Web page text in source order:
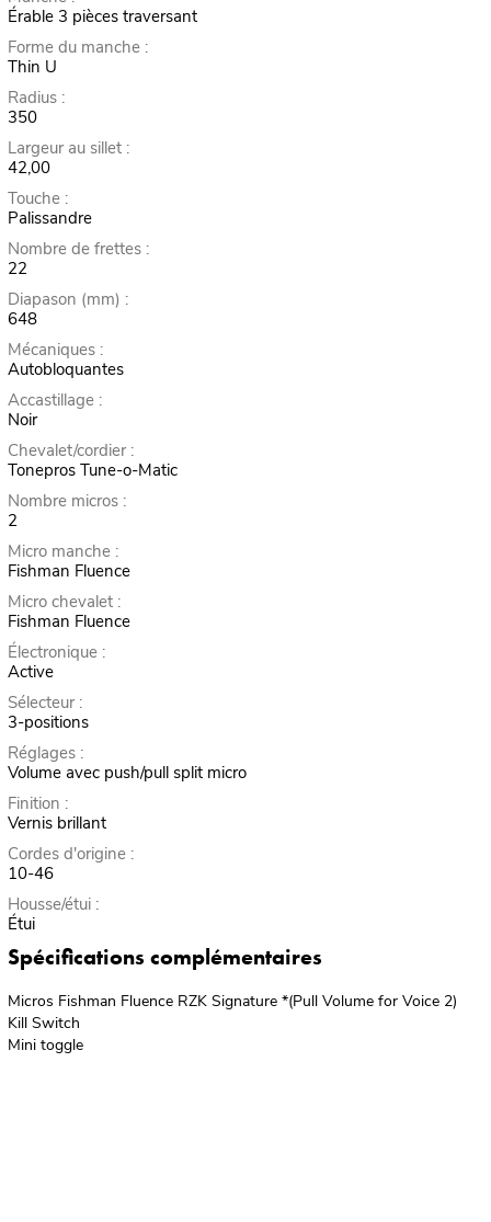
Érable 3 pièces traversant
Forme du manche :
Thin U
Radius :
350
Largeur au sillet :
42,00
Touche :
Palissandre
Nombre de frettes :
22
Diapason (mm) :
648
Mécaniques :
Autobloquantes
Accastillage :
Noir
Chevalet/cordier :
Tonepros Tune-o-Matic
Nombre micros :
2
Micro manche :
Fishman Fluence
Micro chevalet :
Fishman Fluence
Électronique :
Active
Sélecteur :
3-positions
Réglages :
Volume avec push/pull split micro
Finition :
Vernis brillant
Cordes d'origine :
10-46
Housse/étui :
Étui
Spécifications complémentaires
Micros Fishman Fluence RZK Signature *(Pull Volume for Voice 2)
Kill Switch
Mini toggle